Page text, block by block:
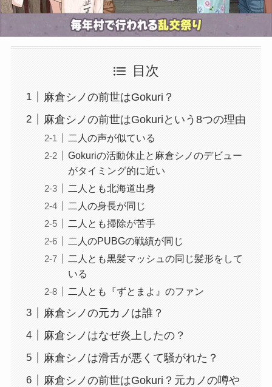
目次
麻倉シノの前世はGokuri？
麻倉シノの前世はGokuriという8つの理由
二人の声が似ている
Gokuriの活動休止と麻倉シノのデビュー
がタイミング的に近い
二人とも北海道出身
二人の身長が同じ
二人とも掃除が苦手
二人のPUBGの戦績が同じ
二人とも黒髪マッシュの同じ髪形をして
いる
二人とも『ずとまよ』のファン
麻倉シノの元カノは誰？
麻倉シノはなぜ炎上したの？
麻倉シノは滑舌が悪くて騒がれた？
麻倉シノの前世はGokuri？元カノの噂や